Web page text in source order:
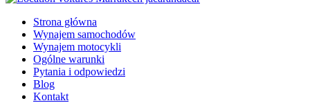
Strona główna
Wynajem samochodów
Wynajem motocykli
Ogólne warunki
Pytania i odpowiedzi
Blog
Kontakt